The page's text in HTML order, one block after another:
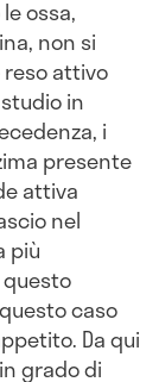
ossa,
non si
attivo
in
i
presente
attiva
nel
più
caso
Da qui
grado di